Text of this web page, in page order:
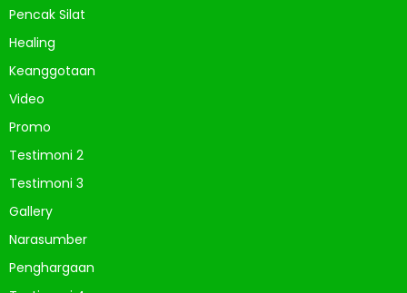
Pencak Silat
Healing
Keanggotaan
Video
Promo
Testimoni 2
Testimoni 3
Gallery
Narasumber
Penghargaan